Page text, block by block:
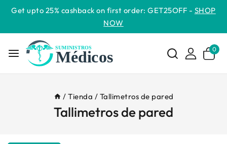
Get upto 25% cashback on first order: GET25OFF - SHOP
NOW
0
/ Tienda / Tallimetros de pared
Tallimetros de pared